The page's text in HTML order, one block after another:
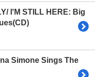
I'M STILL HERE: Big
Simone Sings The